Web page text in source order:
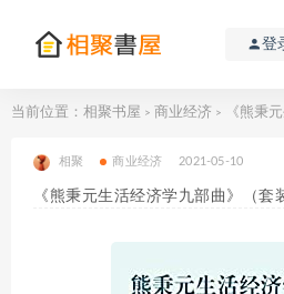
登
当前位置： 相聚书屋 > 商业经济 > 《熊秉元
相聚 商业经济 2021-05-10
《熊秉元生活经济学九部曲》（套